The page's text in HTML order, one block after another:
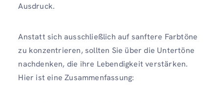
Ausdruck.
Anstatt sich ausschließlich auf sanftere Farbtöne
zu konzentrieren, sollten Sie über die Untertöne
nachdenken, die ihre Lebendigkeit verstärken.
Hier ist eine Zusammenfassung: